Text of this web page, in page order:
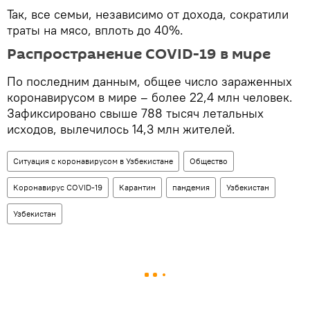
Так, все семьи, независимо от дохода, сократили
траты на мясо, вплоть до 40%.
Распространение COVID-19 в мире
По последним данным, общее число зараженных
коронавирусом в мире – более 22,4 млн человек.
Зафиксировано свыше 788 тысяч летальных
исходов, вылечилось 14,3 млн жителей.
Ситуация с коронавирусом в Узбекистане Общество
Коронавирус COVID-19 Карантин пандемия Узбекистан
Узбекистан